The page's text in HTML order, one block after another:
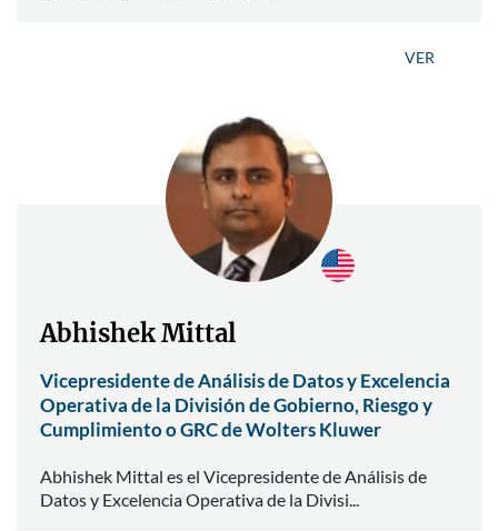
VER
Abhishek Mittal
Vicepresidente de Análisis de Datos y Excelencia
Operativa de la División de Gobierno, Riesgo y
Cumplimiento o GRC de Wolters Kluwer
Abhishek Mittal es el Vicepresidente de Análisis de
Datos y Excelencia Operativa de la Divisi...